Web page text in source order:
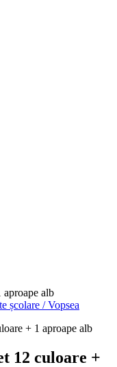
alb
școlare /Vopsea
12 culoare +